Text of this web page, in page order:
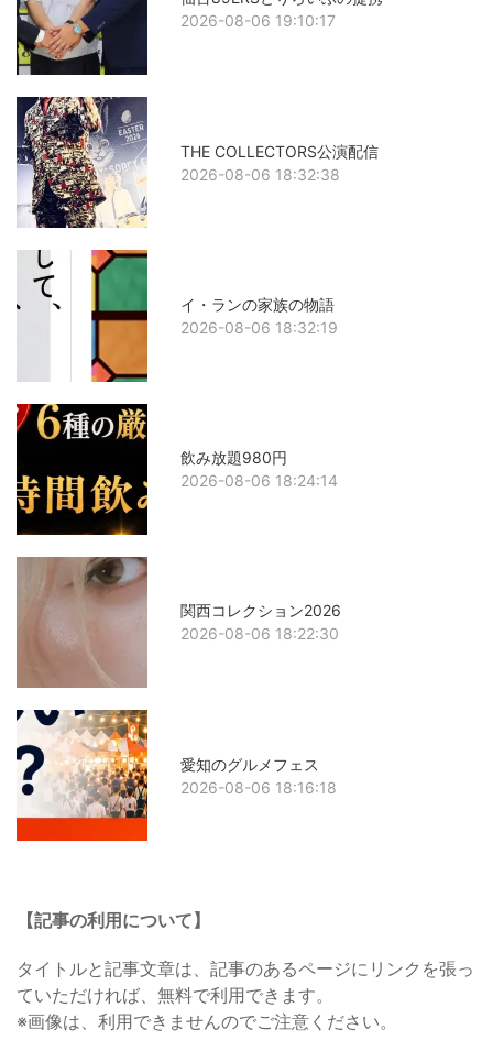
2026-08-06 19:10:17
THE COLLECTORS公演配信
2026-08-06 18:32:38
イ・ランの家族の物語
2026-08-06 18:32:19
飲み放題980円
2026-08-06 18:24:14
関西コレクション2026
2026-08-06 18:22:30
愛知のグルメフェス
2026-08-06 18:16:18
【記事の利用について】
タイトルと記事文章は、記事のあるページにリンクを張っ
ていただければ、無料で利用できます。
※画像は、利用できませんのでご注意ください。